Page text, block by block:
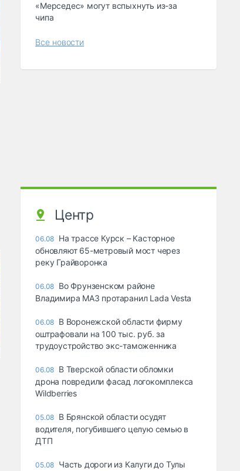
«Мерседес» могут вспыхнуть из-за
чипа
Все новости
Центр
06.08 На трассе Курск – Касторное
обновляют 65-метровый мост через
реку Грайворонка
06.08 Во Фрунзенском районе
Владимира МАЗ протаранил Lada Vesta
06.08 В Воронежской области фирму
оштрафовали на 100 тыс. руб. за
трудоустройство экс-таможенника
06.08 В Тверской области обломки
дрона повредили фасад логокомплекса
Wildberries
05.08 В Брянской области осудят
водителя, погубившего целую семью в
ДТП
05.08 Часть дороги из Калуги до Тулы